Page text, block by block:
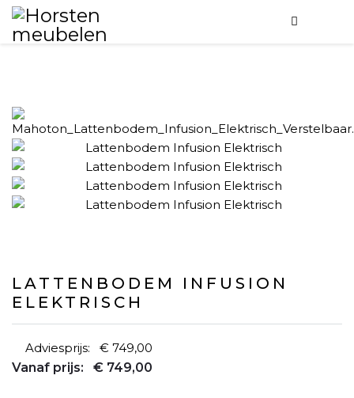
LATTENBODEM INFUSION
ELEKTRISCH
Adviesprijs:
€ 749,00
Vanaf prijs:
€ 749,00